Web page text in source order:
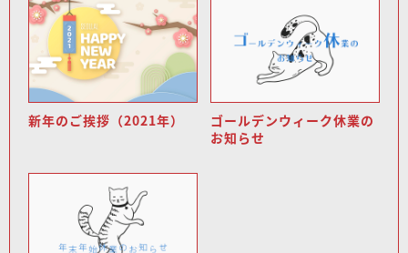
新年のご挨拶（2021年）
ゴールデンウィーク休業の
お知らせ